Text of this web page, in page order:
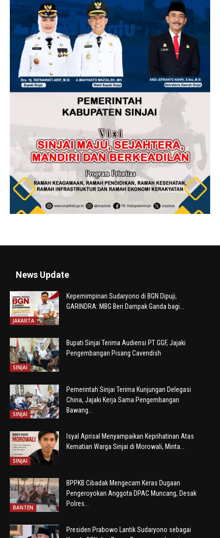
News Update
JAKARTA
Kepemimpinan Sudaryono di BGN Dipuji,
GARINDRA: MBG Beri Dampak Ganda bagi...
SINJAI
Bupati Sinjai Terima Audiensi PT GGF, Jajaki
Pengembangan Pisang Cavendish
SINJAI
Pemerintah Sinjai Terima Kunjungan Delegasi
China, Jajaki Kerja Sama Pengembangan
Bawang...
SINJAI
Isyal Aprisal Menyampaikan Keprihatinan Atas
Kematian Warga Sinjai di Morowali, Minta...
BANTEN
BPPKB Cibadak Mengecam Keras Dugaan
Pengeroyokan Anggota DPAC Muncang, Desak
Polres...
Presiden Prabowo Lantik Sudaryono sebagai